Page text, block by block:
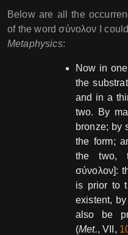
Below are all the
of the word σύνολον I
Metaphysics:
Now in
the
and in a
two. By
bronze; by
the form;
the two,
σύνολον]:
is prior to
existent, by
also be
(Met., VII,